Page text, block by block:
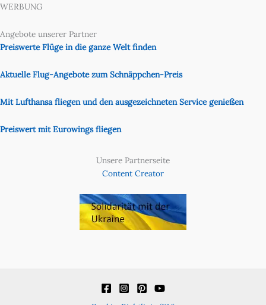
WERBUNG
Angebote unserer Partner
Preiswerte Flüge in die ganze Welt finden
Aktuelle Flug-Angebote zum Schnäppchen-Preis
Mit Lufthansa fliegen und den ausgezeichneten Service genießen
Preiswert mit Eurowings fliegen
Unsere Partnerseite
Content Creator